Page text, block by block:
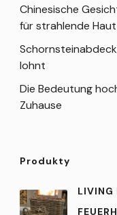
Chinesische
für strahlende Haut
lohnt
Die Bedeutung
Zuhause
Produkty
LIVING